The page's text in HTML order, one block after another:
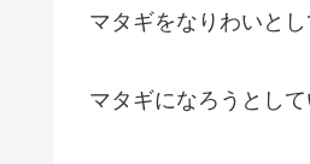
マタギをなりわいと
マタギになろうとして